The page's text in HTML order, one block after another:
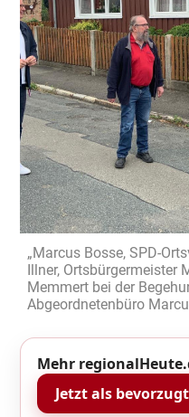
„Marcus Bosse, SPD-
Illner, Ortsbürgermeister
Memmert bei der
Abgeordnetenbüro
Mehr
Jetzt als